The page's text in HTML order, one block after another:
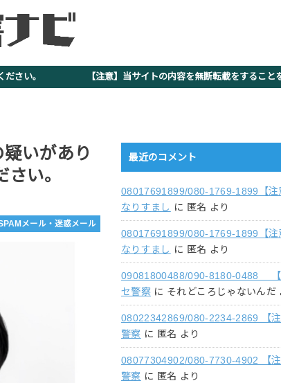
意ください。 【注意】当サイトの内容を無断転載をすることを
いがあり
い。
メール・迷惑メール
最近のコメント
08017691899/080-1769-1899【注
なりすまし に 匿名 より
08017691899/080-1769-1899【注
なりすまし に 匿名 より
09081800488/090-8180-0488 【
セ警察 に それどころじゃないんだ
08022342869/080-2234-2869 【
警察 に 匿名 より
08077304902/080-7730-4902 【
警察 に 匿名 より